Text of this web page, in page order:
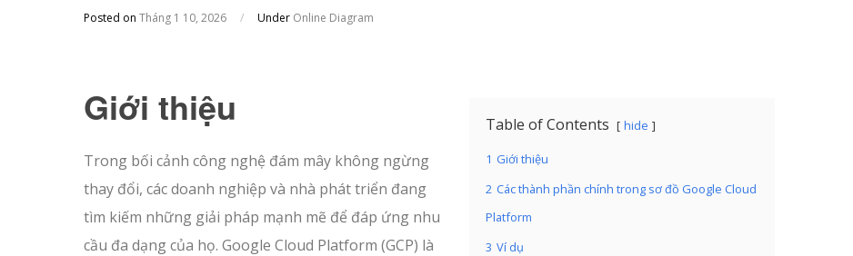
Posted on Tháng 1 10, 2026 / Under Online Diagram
Table of Contents hide
1 Giới thiệu
2 Các thành phần chính trong sơ đồ Google Cloud
Platform
3 Ví dụ
Giới thiệu
Trong bối cảnh công nghệ đám mây không ngừng
thay đổi, các doanh nghiệp và nhà phát triển đang
tìm kiếm những giải pháp mạnh mẽ để đáp ứng nhu
cầu đa dạng của họ. Google Cloud Platform (GCP) là